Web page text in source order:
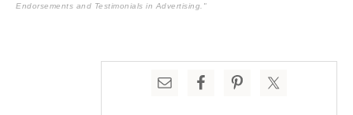
Endorsements and Testimonials in Advertising."